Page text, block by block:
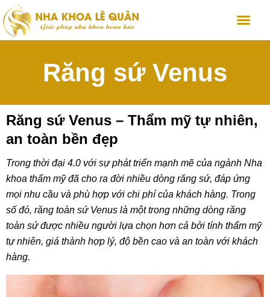
Răng sứ Venus
Răng sứ Venus – Thẩm mỹ tự nhiên,
an toàn bền đẹp
Trong thời đại 4.0 với sự phát triển mạnh mẽ của ngành Nha
khoa thẩm mỹ đã cho ra đời nhiều dòng răng sứ, đáp ứng
mọi nhu cầu và phù hợp với chi phí của khách hàng. Trong
số đó, răng toàn sứ Venus là một trong những dòng răng
toàn sứ được nhiều người lựa chọn hơn cả bởi tính thẩm mỹ
tự nhiên, giá thành hợp lý, độ bền cao và an toàn với khách
hàng.